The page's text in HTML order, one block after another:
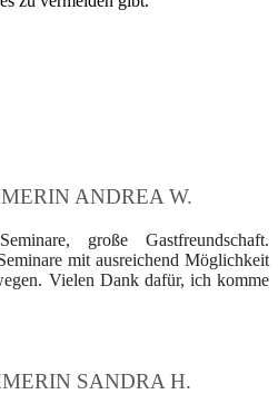
ANDREA W.
große Gastfreundschaft.
mit ausreichend Möglichkeit
Vielen Dank dafür, ich komme
SANDRA H.